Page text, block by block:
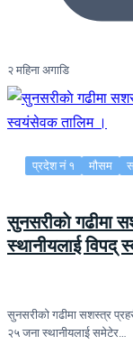
२ महिना अगाडि
प्रदेश नं १ मौसम
सुनसरीकाे गढीमा
स्थानीयलाई विपद्
सुनसरीकाे गढीमा सशस्त्र
२५ जना स्थानीयलाई समेटेर…